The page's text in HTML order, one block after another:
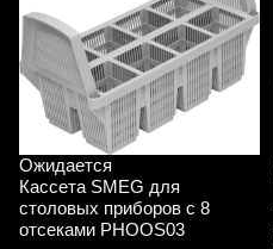
Ожидается
Кассета SMEG для
столовых приборов с 8
отсеками PHOOS03